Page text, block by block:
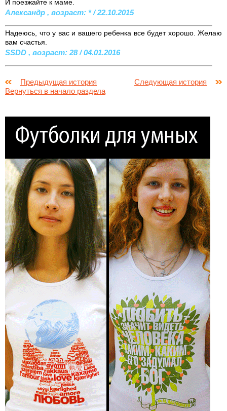
И поезжайте к маме.
Александр , возраст: * / 22.10.2015
Надеюсь, что у вас и вашего ребенка все будет хорошо. Желаю
вам счастья.
SSDD , возраст: 28 / 04.01.2016
Предыдущая история
Следующая история
Вернуться в начало раздела